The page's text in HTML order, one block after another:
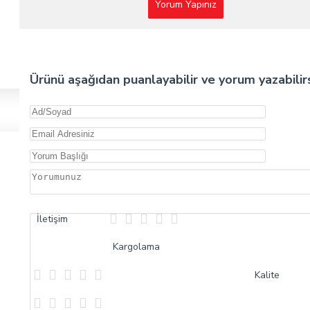
Yorum Yapınız
Ürünü aşağıdan puanlayabilir ve yorum
İletişim
Kargolama
Kalite